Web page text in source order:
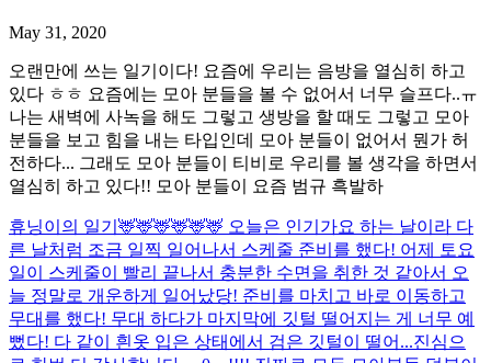
May 31, 2020
오랜만에 쓰는 일기이다! 요즘에 우리는 음방을 열심히 하고
있다 ㅎㅎ 요즘에는 모아 분들을 볼 수 없어서 너무 슬프다..ㅠ
나는 새벽에 사녹을 해도 그렇고 생방을 할 때도 그렇고 모아
분들을 보고 힘을 내는 타입인데 모아 분들이 없어서 뭔가 허
전하다... 그래도 모아 분들이 티비로 우리를 볼 생각을 하면서
열심히 하고 있다!! 모아 분들이 요즘 범규 흑발하
휴닝이의 일기🦌🦌🦌🦌🦌🦌 오늘은 인기가요 하는 날이라 다
른 날처럼 조금 일찍 일어나서 스케줄 준비를 했다! 어제 토요
일이 스케줄이 빨리 끝나서 충분한 수면을 취한 것 같아서 오
늘 정말로 개운하게 일어났당! 준비를 마치고 바로 이동하고
무대를 했다! 무대 하다가 마지막에 깃털 떨어지는 게 너무 예
뻤다! 다 같이 흰옷 입은 상태에서 검은 깃털이 떨어...진심으